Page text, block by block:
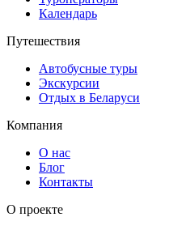
Календарь
Путешествия
Автобусные туры
Экскурсии
Отдых в Беларуси
Компания
О нас
Блог
Контакты
О проекте